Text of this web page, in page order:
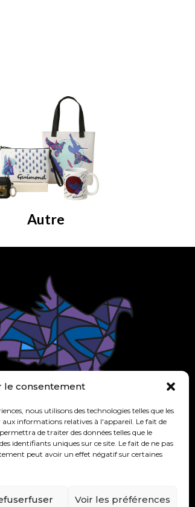
le consentement
nous utilisons des technologies telles que les
aux informations relatives à l'appareil. Le fait de
de traiter des données telles que le
identifiants uniques sur ce site. Le fait de ne pas
peut avoir un effet négatif sur certaines
Voir les préférences
Autre